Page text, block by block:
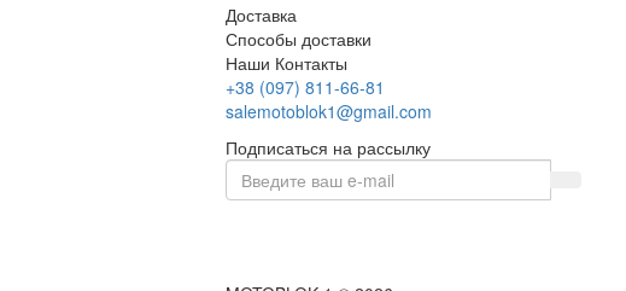
Доставка
Способы доставки
Наши Контакты
+38 (097) 811-66-81
salemotoblok1@gmail.com
Подписаться на рассылку